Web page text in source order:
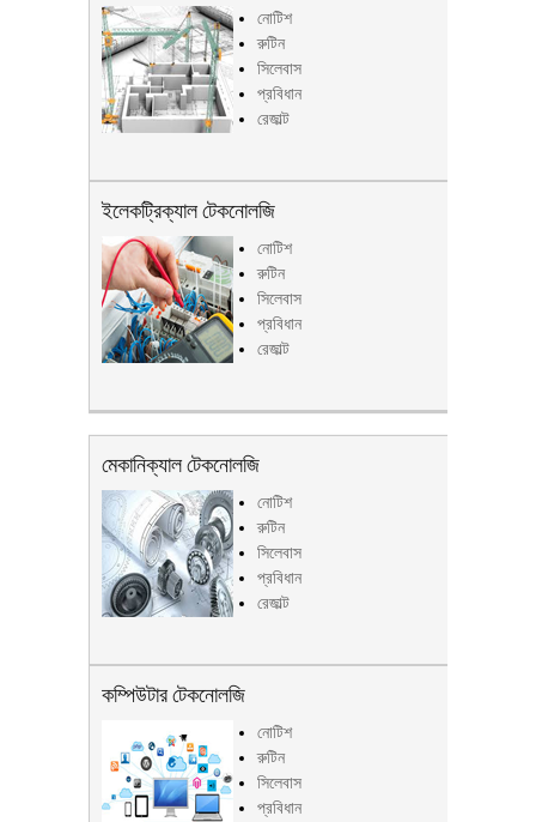
নোটিশ
রুটিন
সিলেবাস
প্রবিধান
রেজাল্ট
ইলেকট্রিক্যাল টেকনোলজি
নোটিশ
রুটিন
সিলেবাস
প্রবিধান
রেজাল্ট
মেকানিক্যাল টেকনোলজি
নোটিশ
রুটিন
সিলেবাস
প্রবিধান
রেজাল্ট
কম্পিউটার টেকনোলজি
নোটিশ
রুটিন
সিলেবাস
প্রবিধান